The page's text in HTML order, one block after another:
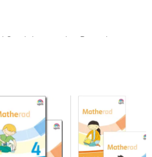
zu den Bereichen